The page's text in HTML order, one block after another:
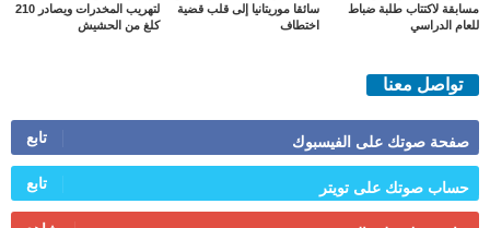
مسابقة لاكتتاب طلبة ضباط
للعام الدراسي
سائقا موريتانيا إلى قلب قضية
اختطاف
لتهريب المخدرات ويصادر 210
كلغ من الحشيش
تواصل معنا
صفحة صوتك على الفيسبوك تابع
حساب صوتك على تويتر تابع